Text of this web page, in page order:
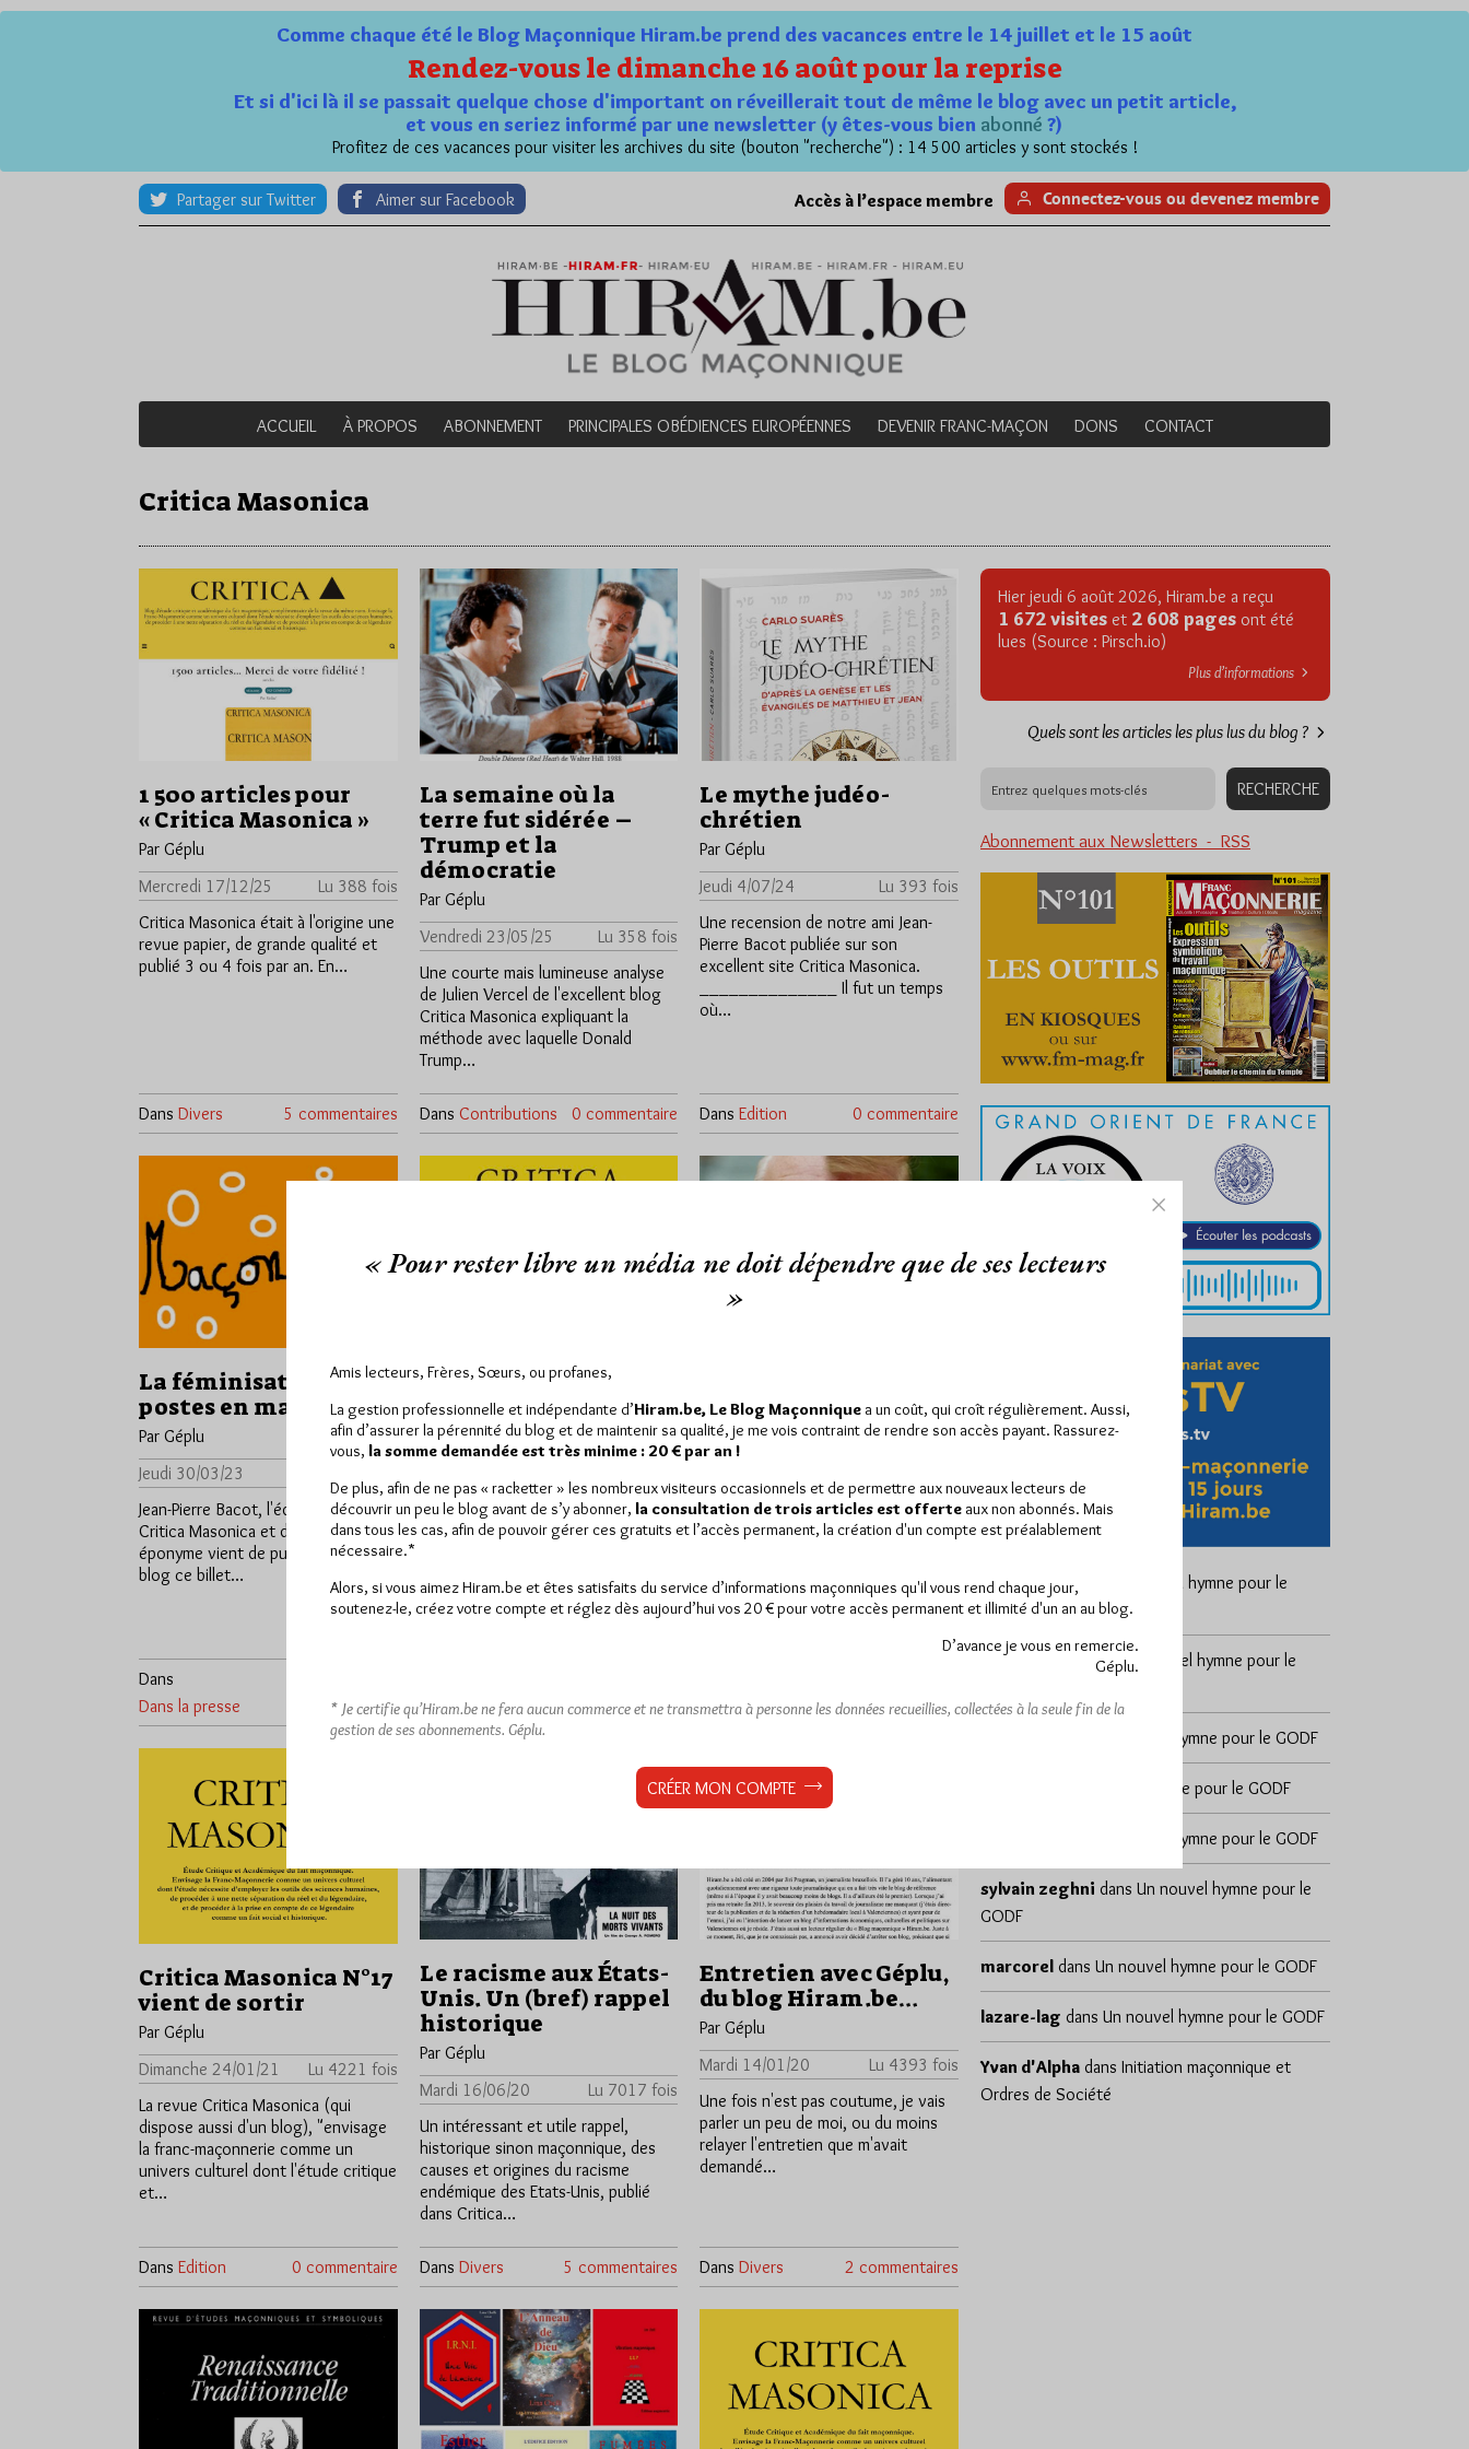
Comme chaque été le Blog Maçonnique Hiram.be prend des vacances entre le 14 juillet et le 15 août
Rendez-vous le dimanche 16 août pour la reprise
Et si d'ici là il se passait quelque chose d'important on réveillerait tout de même le blog avec un petit article,
et vous en seriez informé par une newsletter (y êtes-vous bien abonné ?)
Profitez de ces vacances pour visiter les archives du site (bouton "recherche") : 14 500 articles y sont stockés !
Partager sur Twitter Aimer sur Facebook Accès à l’espace membre Connectez-vous ou devenez membre
ACCUEIL À PROPOS ABONNEMENT PRINCIPALES OBÉDIENCES EUROPÉENNES DEVENIR FRANC-MAÇON DONS CONTACT
Critica Masonica
1 500 articles pour
« Critica Masonica »
Par Géplu
Mercredi 17/12/25
Lu 388 fois
Critica Masonica était à l'origine une
revue papier, de grande qualité et
publié 3 ou 4 fois par an. En…
Dans Divers 5 commentaires
La semaine où la
terre fut sidérée –
Trump et la
démocratie
Par Géplu
Vendredi 23/05/25
Lu 358 fois
Une courte mais lumineuse analyse
de Julien Vercel de l'excellent blog
Critica Masonica expliquant la
méthode avec laquelle Donald
Trump…
Dans Contributions 0 commentaire
Le mythe judéo-
chrétien
Par Géplu
Jeudi 4/07/24
Lu 393 fois
Une recension de notre ami Jean-
Pierre Bacot publiée sur son
excellent site Critica Masonica.
______________ Il fut un temps
où…
DansEdition 0 commentaire
La féminisation des
postes en maçonnerie
Par Géplu
Jeudi 30/03/23
Jean-Pierre Bacot, l'éditeur du blog
Critica Masonica et de la revue
éponyme vient de publier sur son
blog ce billet…
Dans
Dans la presse
commentaires
La Tribune des
Athées…
Par Géplu
Une intéressante présentation du
dernier numéro de la vénérable
…
DansContributions 0 commentaire
pour la forme et Le
Pen pour le fond et
vice-versa ?
Par Géplu
Dimanche 14/11/21
Lu 5502 fois
Zemmour de la Fondation Jean
Jaurès, publiée par nos amis du blog
Critica Masonica (et…
Dans la presse
commentaires
Critica Masonica N°17
vient de sortir
Par Géplu
Dimanche 24/01/21
Lu 4221 fois
La revue Critica Masonica (qui
dispose aussi d'un blog), "envisage
la franc-maçonnerie comme un
univers culturel dont l'étude critique
et…
Dans Edition 0 commentaire
Le racisme aux États-
Unis. Un (bref) rappel
historique
Par Géplu
Mardi 16/06/20
Lu 7017 fois
Un intéressant et utile rappel,
historique sinon maçonnique, des
causes et origines du racisme
endémique des Etats-Unis, publié
dans Critica…
Dans Divers 5 commentaires
Entretien avec Géplu,
du blog Hiram.be…
Par Géplu
Mardi 14/01/20
Lu 4393 fois
Une fois n'est pas coutume, je vais
parler un peu de moi, ou du moins
relayer l'entretien que m'avait
demandé…
DansDivers 2 commentaires
Hier jeudi 6 août 2026, Hiram.be a reçu
1 672 visites et 2 608 pages ont été
lues (Source : Pirsch.io)
Plus d’informations
Quels sont les articles les plus lus du blog ?
Abonnement aux Newsletters - RSS
Pierre Noëldans
Un nouvel hymne pour le
GODF
Yvan d'Alpha dansUn nouvel hymne pour le
Un nouvel hymne pour le GODF
Un nouvel hymne pour le GODF
Un nouvel hymne pour le GODF
sylvain zeghni dans Un nouvel hymne pour le
GODF
marcorel dans Un nouvel hymne pour le GODF
lazare-lag dans Un nouvel hymne pour le GODF
Yvan d'Alpha dans Initiation maçonnique et
Ordres de Société
« Pour rester libre un média ne doit dépendre que de ses lecteurs
»
Amis lecteurs, Frères, Sœurs, ou profanes,
La gestion professionnelle et indépendante d’Hiram.be, Le Blog Maçonnique a un coût, qui croît régulièrement. Aussi,
afin d’assurer la pérennité du blog et de maintenir sa qualité, je me vois contraint de rendre son accès payant. Rassurez-
vous, la somme demandée est très minime : 20 € par an !
De plus, afin de ne pas « racketter » les nombreux visiteurs occasionnels et de permettre aux nouveaux lecteurs de
découvrir un peu le blog avant de s’y abonner, la consultation de trois articles est offerte aux non abonnés. Mais
dans tous les cas, afin de pouvoir gérer ces gratuits et l’accès permanent, la création d'un compte est préalablement
nécessaire.*
Alors, si vous aimez Hiram.be et êtes satisfaits du service d’informations maçonniques qu'il vous rend chaque jour,
soutenez-le, créez votre compte et réglez dès aujourd’hui vos 20 € pour votre accès permanent et illimité d'un an au blog.
D’avance je vous en remercie.
Géplu.
* Je certifie qu’Hiram.be ne fera aucun commerce et ne transmettra à personne les données recueillies, collectées à la seule fin de la
gestion de ses abonnements. Géplu.
CRÉER MON COMPTE